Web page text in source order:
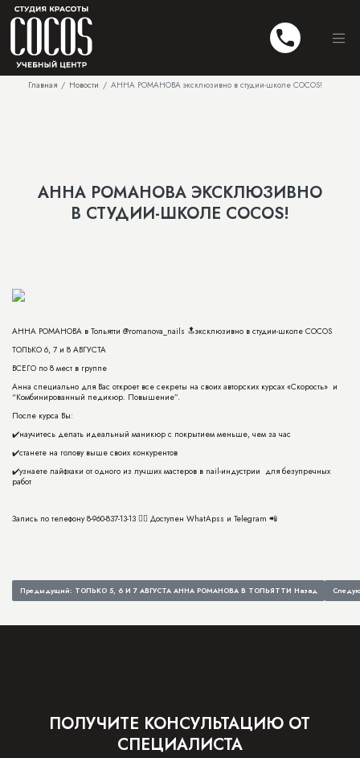
Главная Новости АННА РОМАНОВА эксклюзивно в студии-школе COCOS!
АННА РОМАНОВА ЭКСКЛЮЗИВНО
В СТУДИИ-ШКОЛЕ COCOS!
АННА РОМАНОВА в Тольятти @romanova_nails 🔝эксклюзивно в студии-школе COCOS
ТОЛЬКО 6, 7 и 8 АВГУСТА
ВСЕГО по 8 мест в группе
Анна специально для Вас откроет все секреты на своих авторских курсах «Скорость» и
“Комбинированный педикюр. Повышение”.
После курса Вы:
✔️научитесь делать идеальный маникюр с покрытием меньше, чем за час
✔️станете на голову выше своих конкурентов
✔️узнаете лайфхаки от одного из лучших мастеров в nail-индустрии для безупречных
работ
Запись по телефону8-960-837-13-13 👈🏻 Доступен WhatApss и Telegram 📲
Предыдущий: ТОЛЬКО 5, 6 И 7 АВГУСТА АННА РОМАНОВА В ТОЛЬЯТТИ Назад
ПОЛУЧИТЕ КОНСУЛЬТАЦИЮ ОТ
СПЕЦИАЛИСТА